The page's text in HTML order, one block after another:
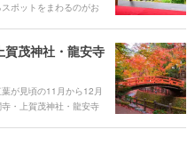
ポットをまわるのがお
賀茂神社・龍安寺
が見頃の11月から12月
・上賀茂神社・龍安寺